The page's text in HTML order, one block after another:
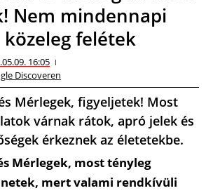
Nem mindennapi
közeleg felétek
16:05
Discoveren
Mérlegek, figyeljetek! Most
várnak rátok, apró jelek és
érkeznek az életetekbe.
Mérlegek, most tényleg
mert valami rendkívüli